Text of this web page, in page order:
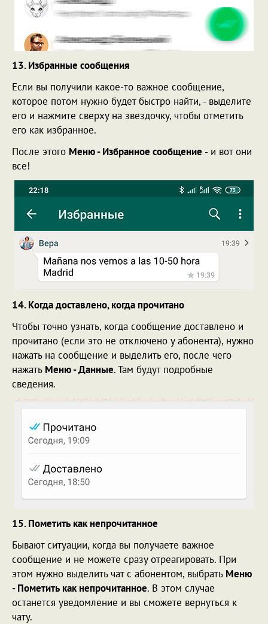
13. Избранные сообщения
Если вы получили какое-то важное сообщение,
которое потом нужно будет быстро найти, - выделите
его и нажмите сверху на звездочку, чтобы отметить
его как избранное.
После этого Меню - Избранное сообщение - и вот они
все!
14. Когда доставлено, когда прочитано
Чтобы точно узнать, когда сообщение доставлено и
прочитано (если это не отключено у абонента), нужно
нажать на сообщение и выделить его, после чего
нажать Меню - Данные. Там будут подробные
сведения.
15. Пометить как непрочитанное
Бывают ситуации, когда вы получаете важное
сообщение и не можете сразу отреагировать. При
этом нужно выделить чат с абонентом, выбрать Меню
- Пометить как непрочитанное. В этом случае
останется уведомление и вы сможете вернуться к
чату.